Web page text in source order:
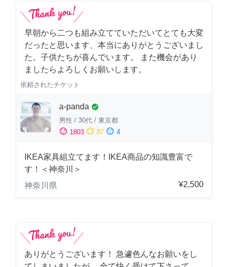
早朝から二つも組み立てていただいてとても大変
だったと思います、本当にありがとうございまし
た。子供たちが喜んでいます。 また機会があり
ましたらよろしくお願いします。
依頼されたチケット
a-panda check_circle
男性 / 30代 / 東京都
sentiment_satisfied 1803 sentiment_neutral 87 sentiment_dissatisfied 4
IKEA家具組立てます！IKEA商品の知識豊富で
す！＜神奈川＞
神奈川県
¥2,500
ありがとうございます！ 急遽色んなお願いをし